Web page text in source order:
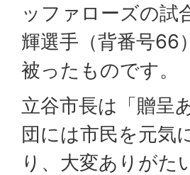
ッファローズの試
輝選手（背番号66
被ったものです。
立谷市長は「贈呈
団には市民を元気
り、大変ありがた